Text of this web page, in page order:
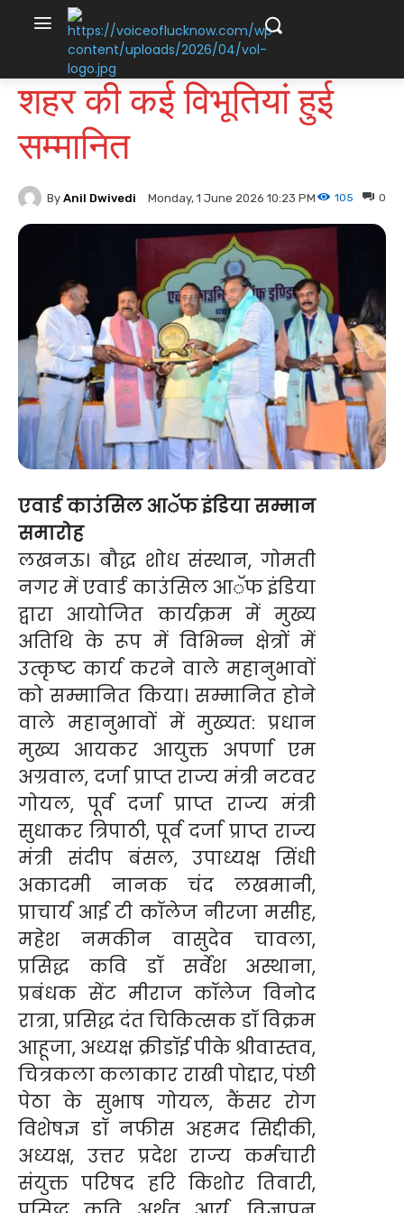
शहर की कई विभूतियां हुई
सम्मानित
By Anil Dwivedi Monday, 1 June 2026 10:23 PM 0
105
एवार्ड काउंसिल आॅफ इंडिया सम्मान
समारोह
लखनऊ। बौद्ध शोध संस्थान, गोमती
नगर में एवार्ड काउंसिल आॅफ इंडिया
द्वारा आयोजित कार्यक्रम में मुख्य
अतिथि के रूप में विभिन्न क्षेत्रों में
उत्कृष्ट कार्य करने वाले महानुभावों
को सम्मानित किया। सम्मानित होने
वाले महानुभावों में मुख्यत: प्रधान
मुख्य आयकर आयुक्त अपर्णा एम
अग्रवाल, दर्जा प्राप्त राज्य मंत्री नटवर
गोयल, पूर्व दर्जा प्राप्त राज्य मंत्री
सुधाकर त्रिपाठी, पूर्व दर्जा प्राप्त राज्य
मंत्री संदीप बंसल, उपाध्यक्ष सिंधी
अकादमी नानक चंद लखमानी,
प्राचार्य आई टी कॉलेज नीरजा मसीह,
महेश नमकीन वासुदेव चावला,
प्रसिद्ध कवि डॉ सर्वेश अस्थाना,
प्रबंधक सेंट मीराज कॉलेज विनोद
रात्रा, प्रसिद्ध दंत चिकित्सक डॉ विक्रम
आहूजा, अध्यक्ष क्रीडॉई पीके श्रीवास्तव,
चित्रकला कलाकार राखी पोद्दार, पंछी
पेठा के सुभाष गोयल, कैंसर रोग
विशेषज्ञ डॉ नफीस अहमद सिद्दीकी,
अध्यक्ष, उत्तर प्रदेश राज्य कर्मचारी
संयुक्त परिषद हरि किशोर तिवारी,